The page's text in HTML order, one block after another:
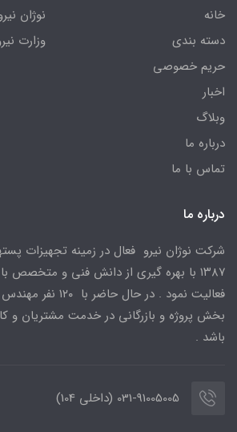
خانه
دسته بندی
حریم خصوصی
اخبار
وبلاگ
درباره ما
تماس با ما
نوژان
وزارت
درباره ما
شرکت نوژان نیرو فعال در زمینه تجهیزات
۱۳۸۷ با بهره گیری از دانش فنی و متخصص
فعالیت نمود . در حال
بخش پروژه و بازرگانی در خدمت مشتریان و
باشد .
031-91005005 (داخلی 104)